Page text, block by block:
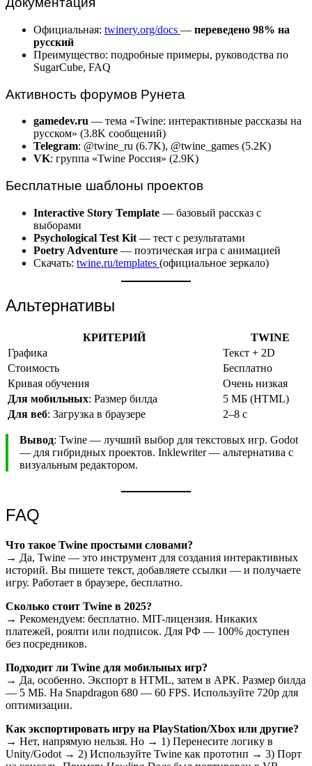
Официальная: twinery.org/docs — переведено 98% на
русский
Преимущество: подробные примеры, руководства по
SugarCube, FAQ
Активность форумов Рунета
gamedev.ru — тема «Twine: интерактивные рассказы на
русском» (3.8K сообщений)
Telegram: @twine_ru (6.7K), @twine_games (5.2K)
VK: группа «Twine Россия» (2.9K)
Бесплатные шаблоны проектов
Interactive Story Template — базовый рассказ с
выборами
Psychological Test Kit — тест с результатами
Poetry Adventure — поэтическая игра с анимацией
Скачать: twine.ru/templates (официальное зеркало)
Альтернативы
КРИТЕРИЙ
TWINE
Графика
Текст + 2D
Стоимость
Бесплатно
Кривая обучения
Очень низкая
Для мобильных: Размер билда
5 МБ (HTML)
Для веб: Загрузка в браузере 2–8 с
Вывод: Twine — лучший выбор для текстовых игр. Godot
— для гибридных проектов. Inklewriter — альтернатива с
визуальным редактором.
FAQ
Что такое Twine простыми словами?
→ Да, Twine — это инструмент для создания интерактивных
историй. Вы пишете текст, добавляете ссылки — и получаете
игру. Работает в браузере, бесплатно.
Сколько стоит Twine в 2025?
→ Рекомендуем: бесплатно. MIT-лицензия. Никаких
платежей, роялти или подписок. Для РФ — 100% доступен
без посредников.
Подходит ли Twine для мобильных игр?
→ Да, особенно. Экспорт в HTML, затем в APK. Размер билда
— 5 МБ. На Snapdragon 680 — 60 FPS. Используйте 720p для
оптимизации.
Как экспортировать игру на PlayStation/Xbox или другие?
→ Нет, напрямую нельзя. Но → 1) Перенесите логику в
Unity/Godot → 2) Используйте Twine как прототип → 3) Порт